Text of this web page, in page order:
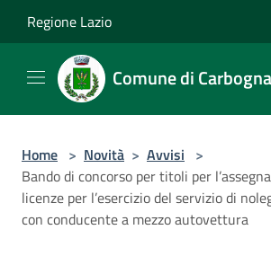
Regione Lazio
Comune di
Home > Novità > Avvisi >
Bando di concorso per titoli per
licenze per l’esercizio del servizio di
con conducente a mezzo autovettura